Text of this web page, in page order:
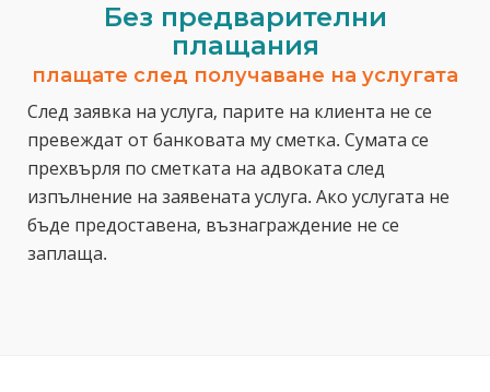
Без предварителни
плащания
плащате след получаване на услугата
След заявка на услуга, парите на клиента не се
превеждат от банковата му сметка. Сумата се
прехвърля по сметката на адвоката след
изпълнение на заявената услуга. Ако услугата не
бъде предоставена, възнаграждение не се
заплаща.